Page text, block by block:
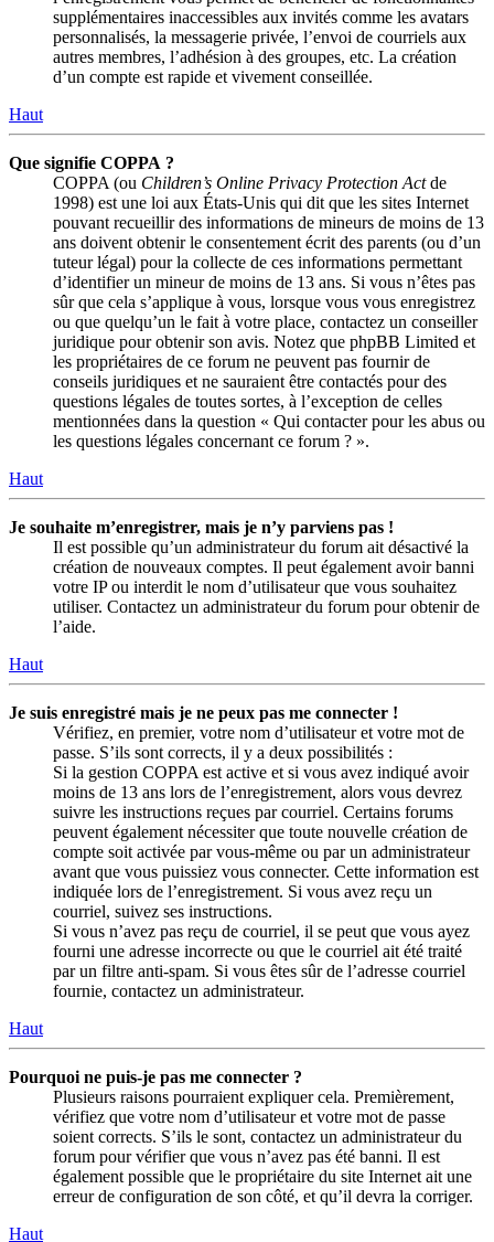
supplémentaires inaccessibles aux invités comme les avatars
personnalisés, la messagerie privée, l’envoi de courriels aux
autres membres, l’adhésion à des groupes, etc. La création
d’un compte est rapide et vivement conseillée.
Haut
Que signifie COPPA ?
COPPA (ou Children’s Online Privacy Protection Actde
1998) est une loi aux États-Unis qui dit que les sites Internet
pouvant recueillir des informations de mineurs de moins de 13
ans doivent obtenir le consentement écrit des parents (ou d’un
tuteur légal) pour la collecte de ces informations permettant
d’identifier un mineur de moins de 13 ans. Si vous n’êtes pas
sûr que cela s’applique à vous, lorsque vous vous enregistrez
ou que quelqu’un le fait à votre place, contactez un conseiller
juridique pour obtenir son avis. Notez que phpBB Limited et
les propriétaires de ce forum ne peuvent pas fournir de
conseils juridiques et ne sauraient être contactés pour des
questions légales de toutes sortes, à l’exception de celles
mentionnées dans la question « Qui contacter pour les abus ou
les questions légales concernant ce forum ? ».
Haut
Je souhaite m’enregistrer, mais je n’y parviens pas !
Il est possible qu’un administrateur du forum ait désactivé la
création de nouveaux comptes. Il peut également avoir banni
votre IP ou interdit le nom d’utilisateur que vous souhaitez
utiliser. Contactez un administrateur du forum pour obtenir de
l’aide.
Haut
Je suis enregistré mais je ne peux pas me connecter !
Vérifiez, en premier, votre nom d’utilisateur et votre mot de
passe. S’ils sont corrects, il y a deux possibilités :
Si la gestion COPPA est active et si vous avez indiqué avoir
moins de 13 ans lors de l’enregistrement, alors vous devrez
suivre les instructions reçues par courriel. Certains forums
peuvent également nécessiter que toute nouvelle création de
compte soit activée par vous-même ou par un administrateur
avant que vous puissiez vous connecter. Cette information est
indiquée lors de l’enregistrement. Si vous avez reçu un
courriel, suivez ses instructions.
Si vous n’avez pas reçu de courriel, il se peut que vous ayez
fourni une adresse incorrecte ou que le courriel ait été traité
par un filtre anti-spam. Si vous êtes sûr de l’adresse courriel
fournie, contactez un administrateur.
Haut
Pourquoi ne puis-je pas me connecter ?
Plusieurs raisons pourraient expliquer cela. Premièrement,
vérifiez que votre nom d’utilisateur et votre mot de passe
soient corrects. S’ils le sont, contactez un administrateur du
forum pour vérifier que vous n’avez pas été banni. Il est
également possible que le propriétaire du site Internet ait une
erreur de configuration de son côté, et qu’il devra la corriger.
Haut